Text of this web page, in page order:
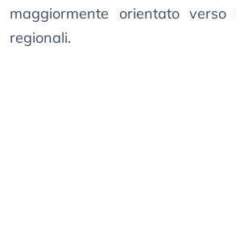
maggiormente orientato
regionali.